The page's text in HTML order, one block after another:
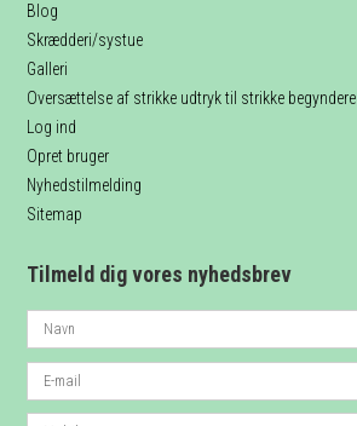
Blog
Skrædderi/systue
Galleri
Oversættelse af strikke udtryk til strikke begyndere
Log ind
Opret bruger
Nyhedstilmelding
Sitemap
Tilmeld dig vores nyhedsbrev